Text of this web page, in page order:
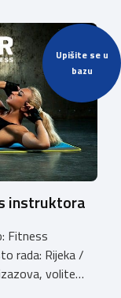
Upišite se u
bazu
Za sve
telefona:
instruktora
Fitness
rada: Rijeka /
volite